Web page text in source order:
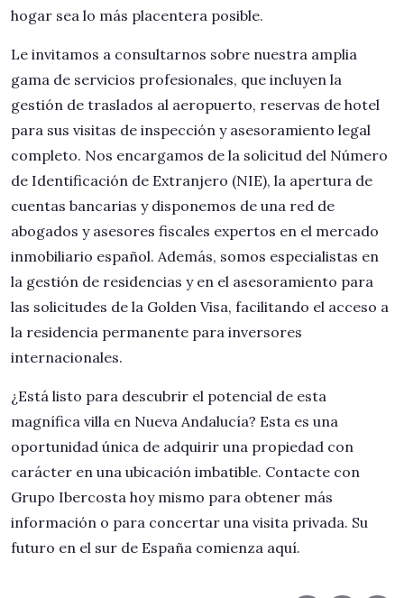
hogar sea lo más placentera posible.
Le invitamos a consultarnos sobre nuestra amplia
gama de servicios profesionales, que incluyen la
gestión de traslados al aeropuerto, reservas de hotel
para sus visitas de inspección y asesoramiento legal
completo. Nos encargamos de la solicitud del Número
de Identificación de Extranjero (NIE), la apertura de
cuentas bancarias y disponemos de una red de
abogados y asesores fiscales expertos en el mercado
inmobiliario español. Además, somos especialistas en
la gestión de residencias y en el asesoramiento para
las solicitudes de la Golden Visa, facilitando el acceso a
la residencia permanente para inversores
internacionales.
¿Está listo para descubrir el potencial de esta
magnífica villa en Nueva Andalucía? Esta es una
oportunidad única de adquirir una propiedad con
carácter en una ubicación imbatible. Contacte con
Grupo Ibercosta hoy mismo para obtener más
información o para concertar una visita privada. Su
futuro en el sur de España comienza aquí.